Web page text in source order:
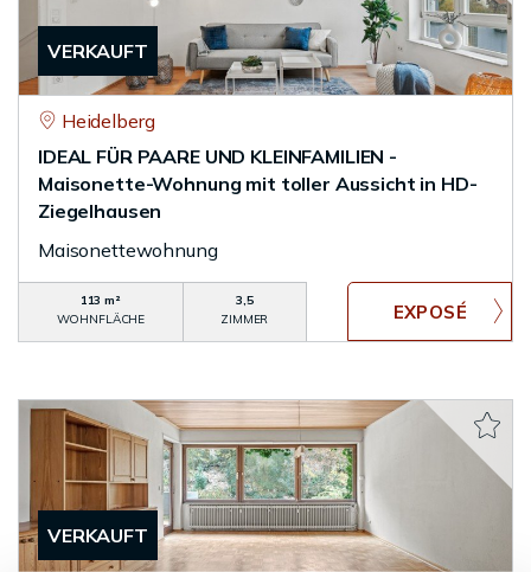
VERKAUFT
Heidelberg
IDEAL FÜR PAARE UND KLEINFAMILIEN -
Maisonette-Wohnung mit toller Aussicht in HD-
Ziegelhausen
Maisonettewohnung
113 m²
WOHNFLÄCHE
3,5
ZIMMER
VERKAUFT